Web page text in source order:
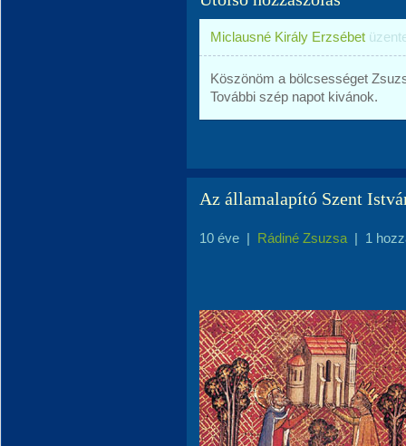
Miclausné Király Erzsébet
Köszönöm a bölcsességet
További szép napot kivánok.
Az államalapító Szent
10 éve | Rádiné Zsuzsa | 1